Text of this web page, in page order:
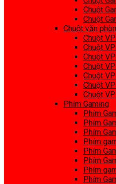
Chuột
Chuột
Chuột văn
Chuột
Chuột
Chuột
Chuột
Chuột
Chuột
Chuột
Phím Gaming
Phím
Phím
Phím
Phím
Phím
Phím
Phím
Phím